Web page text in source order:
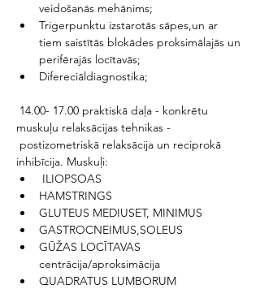
veidošanās mehānims;
Trigerpunktu izstarotās sāpes,un ar
tiem saistītās blokādes proksimālajās un
perifērajās locītavās;
Difereciāldiagnostika;
14.00- 17.00 praktiskā daļa - konkrētu
muskuļu relaksācijas tehnikas -
postizometriskā relaksācija un reciprokā
inhibīcija. Muskuļi:
ILIOPSOAS
HAMSTRINGS
GLUTEUS MEDIUSET, MINIMUS
GASTROCNEIMUS,SOLEUS
GŪŽAS LOCĪTAVAS
centrācija/aproksimācija
QUADRATUS LUMBORUM